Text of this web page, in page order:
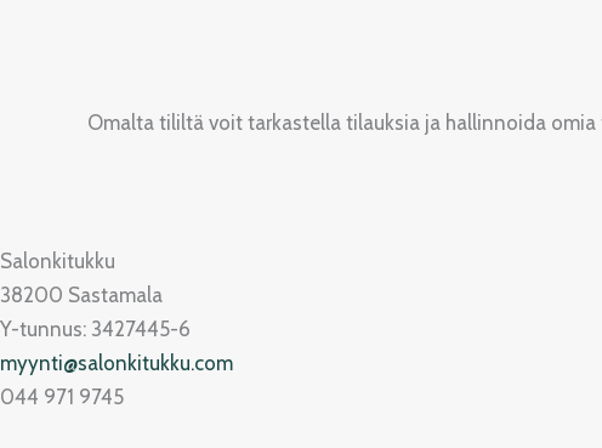
Omalta tililtä voit tarkastella tilauksia ja hallinnoida
Salonkitukku
38200 Sastamala
Y-tunnus: 3427445-6
myynti@salonkitukku.com
044 971 9745